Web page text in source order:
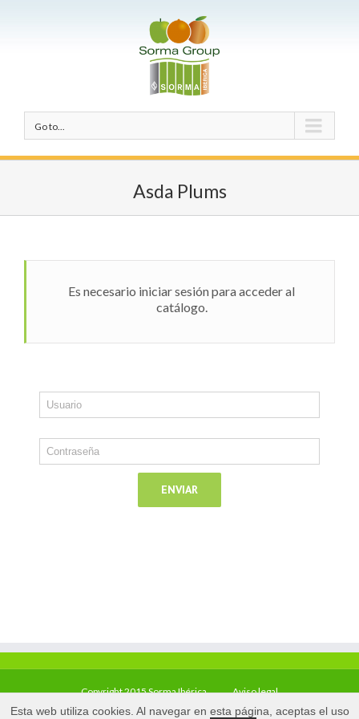
Go to...
Asda Plums
Es necesario iniciar sesión para acceder al
catálogo.
Copyright 2015 Sorma Ibérica Aviso legal
Esta web utiliza cookies. Al navegar en esta página, aceptas el uso